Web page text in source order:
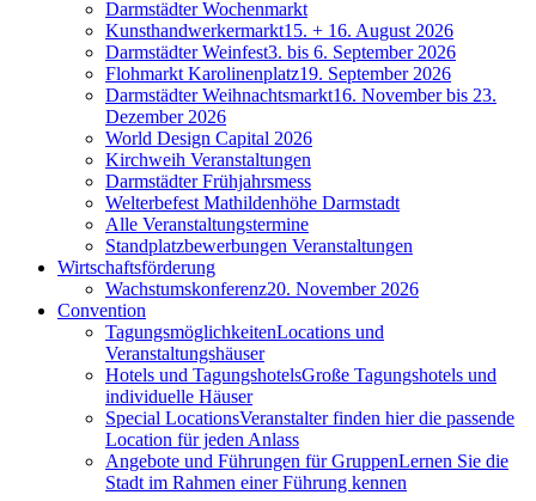
Darmstädter Wochenmarkt
Kunsthandwerkermarkt15. + 16. August 2026
Darmstädter Weinfest3. bis 6. September 2026
Flohmarkt Karolinenplatz19. September 2026
Darmstädter Weihnachtsmarkt16. November bis 23.
Dezember 2026
World Design Capital 2026
Kirchweih Veranstaltungen
Darmstädter Frühjahrsmess
Welterbefest Mathildenhöhe Darmstadt
Alle Veranstaltungstermine
Standplatzbewerbungen Veranstaltungen
Wirtschaftsförderung
Wachstumskonferenz20. November 2026
Convention
TagungsmöglichkeitenLocations und
Veranstaltungshäuser
Hotels und TagungshotelsGroße Tagungshotels und
individuelle Häuser
Special LocationsVeranstalter finden hier die passende
Location für jeden Anlass
Angebote und Führungen für GruppenLernen Sie die
Stadt im Rahmen einer Führung kennen